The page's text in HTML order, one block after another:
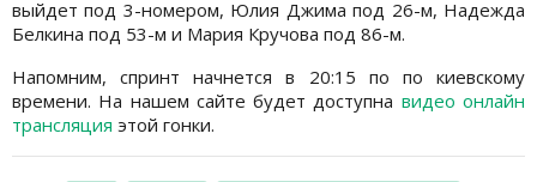
выйдет под 3-номером, Юлия Джима под 26-м, Надежда
Белкина под 53-м и Мария Кручова под 86-м.
Напомним, спринт начнется в 20:15 по по киевскому
времени. На нашем сайте будет доступна видео онлайн
трансляция этой гонки.